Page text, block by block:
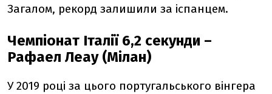
Загалом, рекорд залишили за іспанцем.
Чемпіонат Італії 6,2 секунди –
Рафаел Леау (Мілан)
У 2019 році за цього португальського вінгера